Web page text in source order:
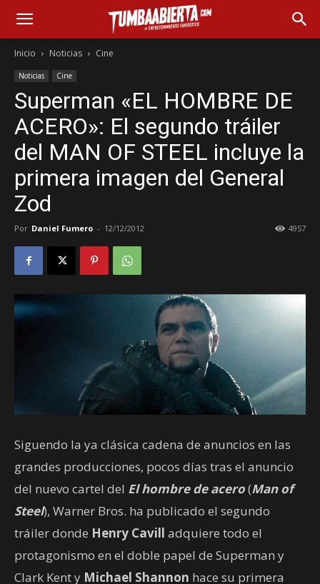
Inicio Noticias Cine
Noticias Cine
Superman «EL HOMBRE DE
ACERO»: El segundo tráiler
del MAN OF STEEL incluye la
primera imagen del General
Zod
Por Daniel Fumero - 12/12/2012 4957
Siguendo la ya clásica cadena de anuncios en las
grandes producciones, pocos días tras el anuncio
del nuevo cartel del El hombre de acero(Man of
Steel), Warner Bros. ha publicado el segundo
tráiler donde Henry Cavill adquiere todo el
protagonismo en el doble papel de Superman y
Clark Kent y Michael Shannon hace su primera